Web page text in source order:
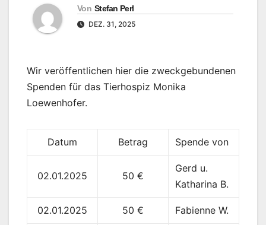
Von Stefan Perl
DEZ. 31, 2025
Wir veröffentlichen hier die zweckgebundenen
Spenden für das Tierhospiz Monika
Loewenhofer.
Datum Betrag Spende von
02.01.2025 50 €
Gerd u.
Katharina B.
02.01.2025 50 € Fabienne W.